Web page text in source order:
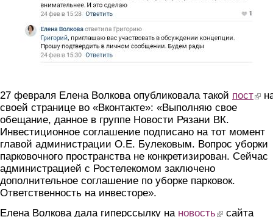
27 февраля Елена Волкова опубликовала такой пост(link
своей странице во «Вконтакте»: «Выполняю свое
обещание, данное в группе Новости Рязани ВК.
Инвестиционное соглашение подписано на тот момент
главой администрации О.Е. Булековым. Вопрос уборки
парковочного пространства не конкретизирован. Сейчас
администрацией с Ростелекомом заключено
дополнительное соглашение по уборке парковок.
Ответственность на инвесторе».
Елена Волкова дала гиперссылку на новость (link is external)
сайта